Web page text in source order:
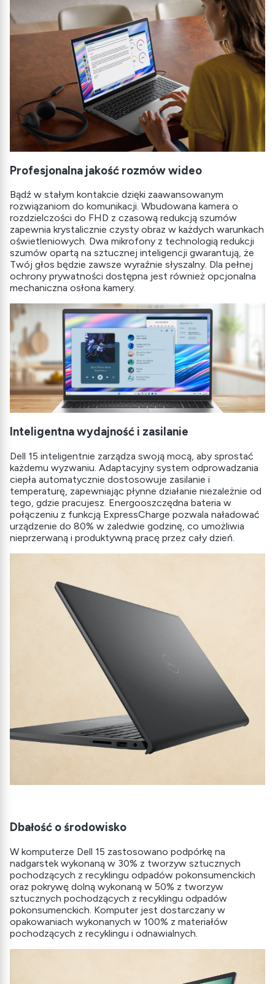
Profesjonalna jakość rozmów wideo
Bądź w stałym kontakcie dzięki zaawansowanym
rozwiązaniom do komunikacji. Wbudowana kamera o
rozdzielczości do FHD z czasową redukcją szumów
zapewnia krystalicznie czysty obraz w każdych warunkach
oświetleniowych. Dwa mikrofony z technologią redukcji
szumów opartą na sztucznej inteligencji gwarantują, że
Twój głos będzie zawsze wyraźnie słyszalny. Dla pełnej
ochrony prywatności dostępna jest również opcjonalna
mechaniczna osłona kamery.
Inteligentna wydajność i zasilanie
Dell 15 inteligentnie zarządza swoją mocą, aby sprostać
każdemu wyzwaniu. Adaptacyjny system odprowadzania
ciepła automatycznie dostosowuje zasilanie i
temperaturę, zapewniając płynne działanie niezależnie od
tego, gdzie pracujesz. Energooszczędna bateria w
połączeniu z funkcją ExpressCharge pozwala naładować
urządzenie do 80% w zaledwie godzinę, co umożliwia
nieprzerwaną i produktywną pracę przez cały dzień.
Dbałość o środowisko
W komputerze Dell 15 zastosowano podpórkę na
nadgarstek wykonaną w 30% z tworzyw sztucznych
pochodzących z recyklingu odpadów pokonsumenckich
oraz pokrywę dolną wykonaną w 50% z tworzyw
sztucznych pochodzących z recyklingu odpadów
pokonsumenckich. Komputer jest dostarczany w
opakowaniach wykonanych w 100% z materiałów
pochodzących z recyklingu i odnawialnych.